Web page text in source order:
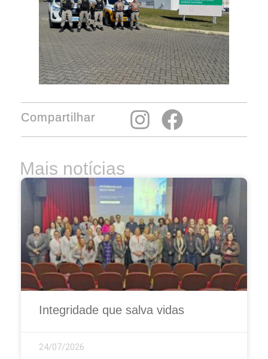
Compartilhar
Mais notícias
Integridade que salva vidas
24/07/2026